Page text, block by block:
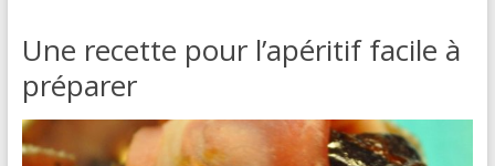
Une recette pour l’apéritif facile à
préparer